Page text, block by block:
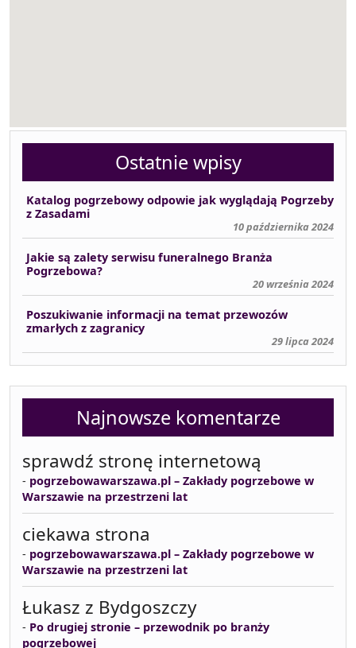
Ostatnie wpisy
Katalog pogrzebowy odpowie jak wyglądają Pogrzeby
z Zasadami
10 października 2024
Jakie są zalety serwisu funeralnego Branża
Pogrzebowa?
20 września 2024
Poszukiwanie informacji na temat przewozów
zmarłych z zagranicy
29 lipca 2024
Najnowsze komentarze
sprawdź stronę internetową
- pogrzebowawarszawa.pl – Zakłady pogrzebowe w
Warszawie na przestrzeni lat
ciekawa strona
- pogrzebowawarszawa.pl – Zakłady pogrzebowe w
Warszawie na przestrzeni lat
Łukasz z Bydgoszczy
- Po drugiej stronie – przewodnik po branży
pogrzebowej